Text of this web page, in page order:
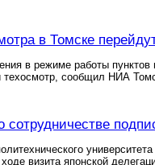
в Томске
в режиме работы пунктов
сообщил НИА
ходе визита японской